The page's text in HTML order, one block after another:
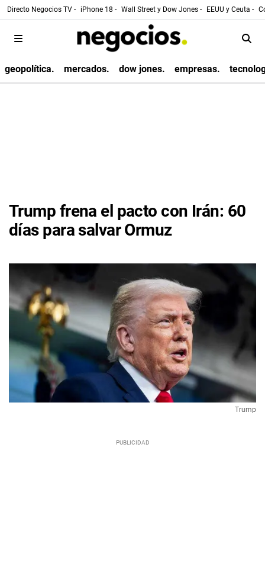
Directo Negocios TV - iPhone 18 - Wall Street y Dow Jones - EEUU y Ceuta -
geopolítica. mercados. dow jones. empresas.
Trump frena el pacto con Irán: 60
días para salvar Ormuz
Trump